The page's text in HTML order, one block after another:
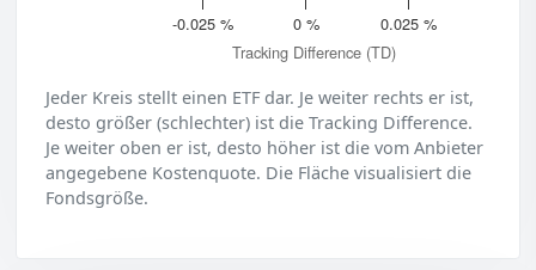
Tracking Difference (TD)
0 %
-0.025 % 0.025 %
Jeder Kreis stellt einen ETF dar. Je weiter rechts er ist,
desto größer (schlechter) ist die Tracking Difference.
Je weiter oben er ist, desto höher ist die vom Anbieter
angegebene Kostenquote. Die Fläche visualisiert die
Fondsgröße.